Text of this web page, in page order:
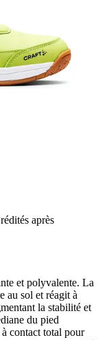
après
et polyvalente. La
au sol et réagit à
la stabilité et
du pied
contact total pour